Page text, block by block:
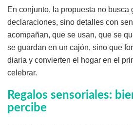
En conjunto, la propuesta no busca
declaraciones, sino detalles con
acompañan, que se usan, que se
se guardan en un cajón, sino que
diaria y convierten el hogar en el
celebrar.
Regalos sensoriales:
percibe